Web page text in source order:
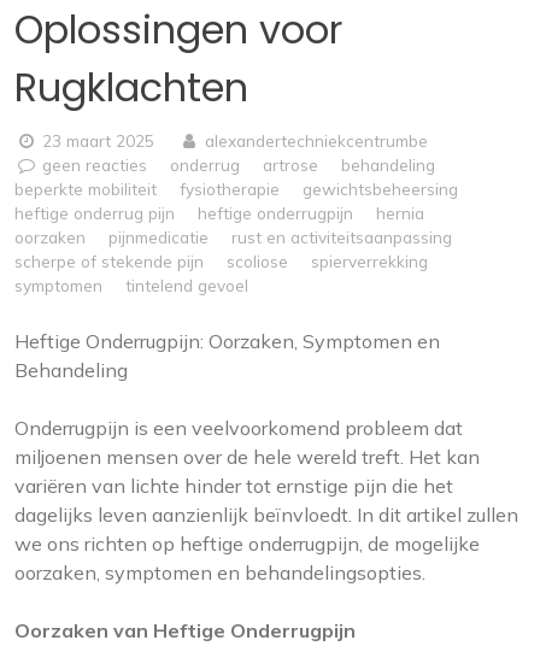
Oplossingen voor
Rugklachten
23 maart 2025
alexandertechniekcentrumbe
geen reacties
onderrug artrose
behandeling
beperkte mobiliteit
fysiotherapie
gewichtsbeheersing
heftige onderrug pijn
heftige onderrugpijn
hernia
oorzaken
pijnmedicatie
rust en activiteitsaanpassing
scherpe of stekende pijn
scoliose
spierverrekking
symptomen
tintelend gevoel
Heftige Onderrugpijn: Oorzaken, Symptomen en
Behandeling
Onderrugpijn is een veelvoorkomend probleem dat
miljoenen mensen over de hele wereld treft. Het kan
variëren van lichte hinder tot ernstige pijn die het
dagelijks leven aanzienlijk beïnvloedt. In dit artikel zullen
we ons richten op heftige onderrugpijn, de mogelijke
oorzaken, symptomen en behandelingsopties.
Oorzaken van Heftige Onderrugpijn